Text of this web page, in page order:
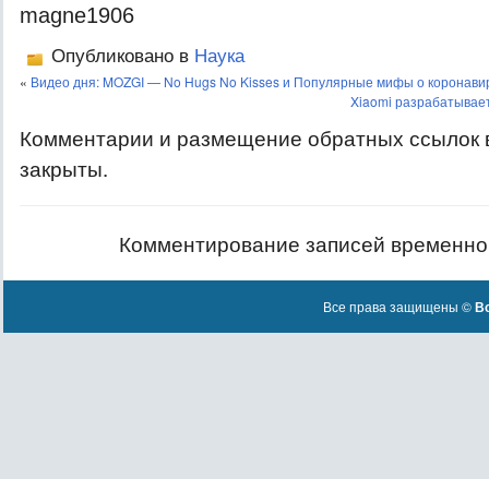
magne1906
Опубликовано в Наука
« Видео дня: MOZGI — No Hugs No Kisses и Популярные мифы о
Xiaomi
Комментарии и размещение обратных ссылок
закрыты.
Комментирование записей
Все права защищены ©